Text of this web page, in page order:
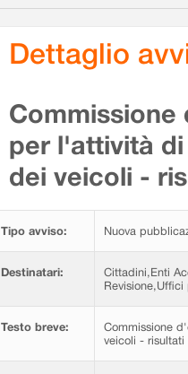
Dettaglio
per l'attività
dei veicoli -
Tipo avviso: Nuova
Destinatari:
Cittadini,Enti
Revisione,Uffici
Testo breve:
Commissione
veicoli -